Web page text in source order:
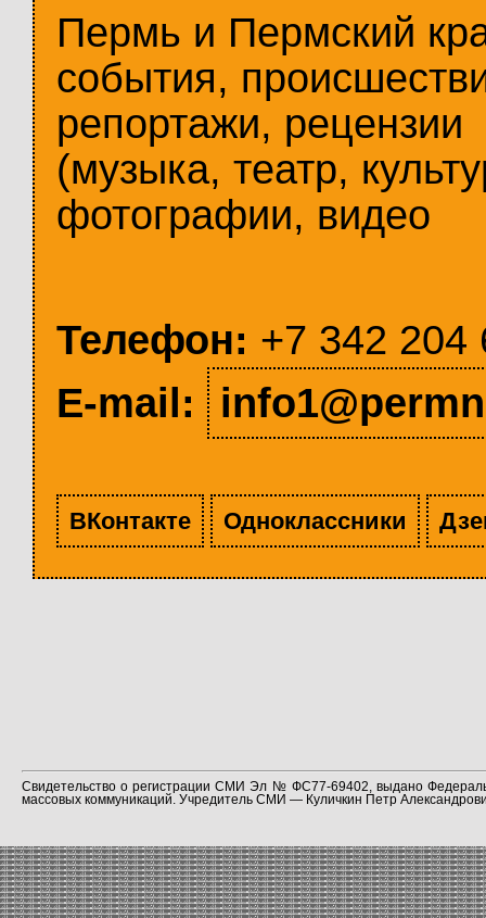
Пермь и Пермский
события,
репортажи, рецензии
(музыка, театр,
фотографии, видео
Телефон: +7 342 204
E-mail:
ВКонтакте Одноклассники
Свидетельство о регистрации СМИ Эл № ФС77-69402, выдано
массовых коммуникаций. Учредитель СМИ — Куличкин Петр